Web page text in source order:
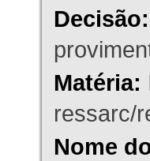
Decisão:
Matéria:
ressarc/
Nome